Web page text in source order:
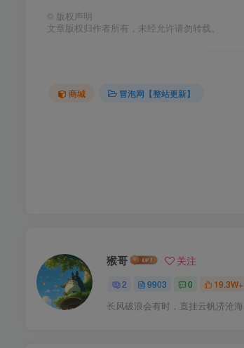
© 版权声明
文章版权归作者所有，未经允许请勿转载。
商城 冒泡网【整站更新】
猴哥 关注
2 9903 0 19.3W+
长风破浪会有时，直挂云帆济沧海